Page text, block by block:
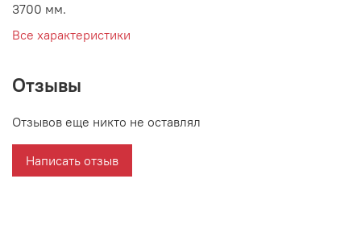
3700 мм.
Все характеристики
Отзывы
Отзывов еще никто не оставлял
Написать отзыв